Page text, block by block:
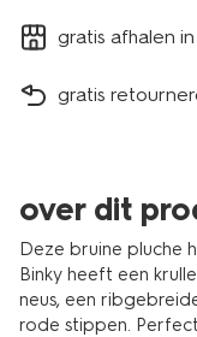
gratis afhalen in
gratis
over dit
Deze bruine pluche
Binky heeft een
neus, een
rode stippen.